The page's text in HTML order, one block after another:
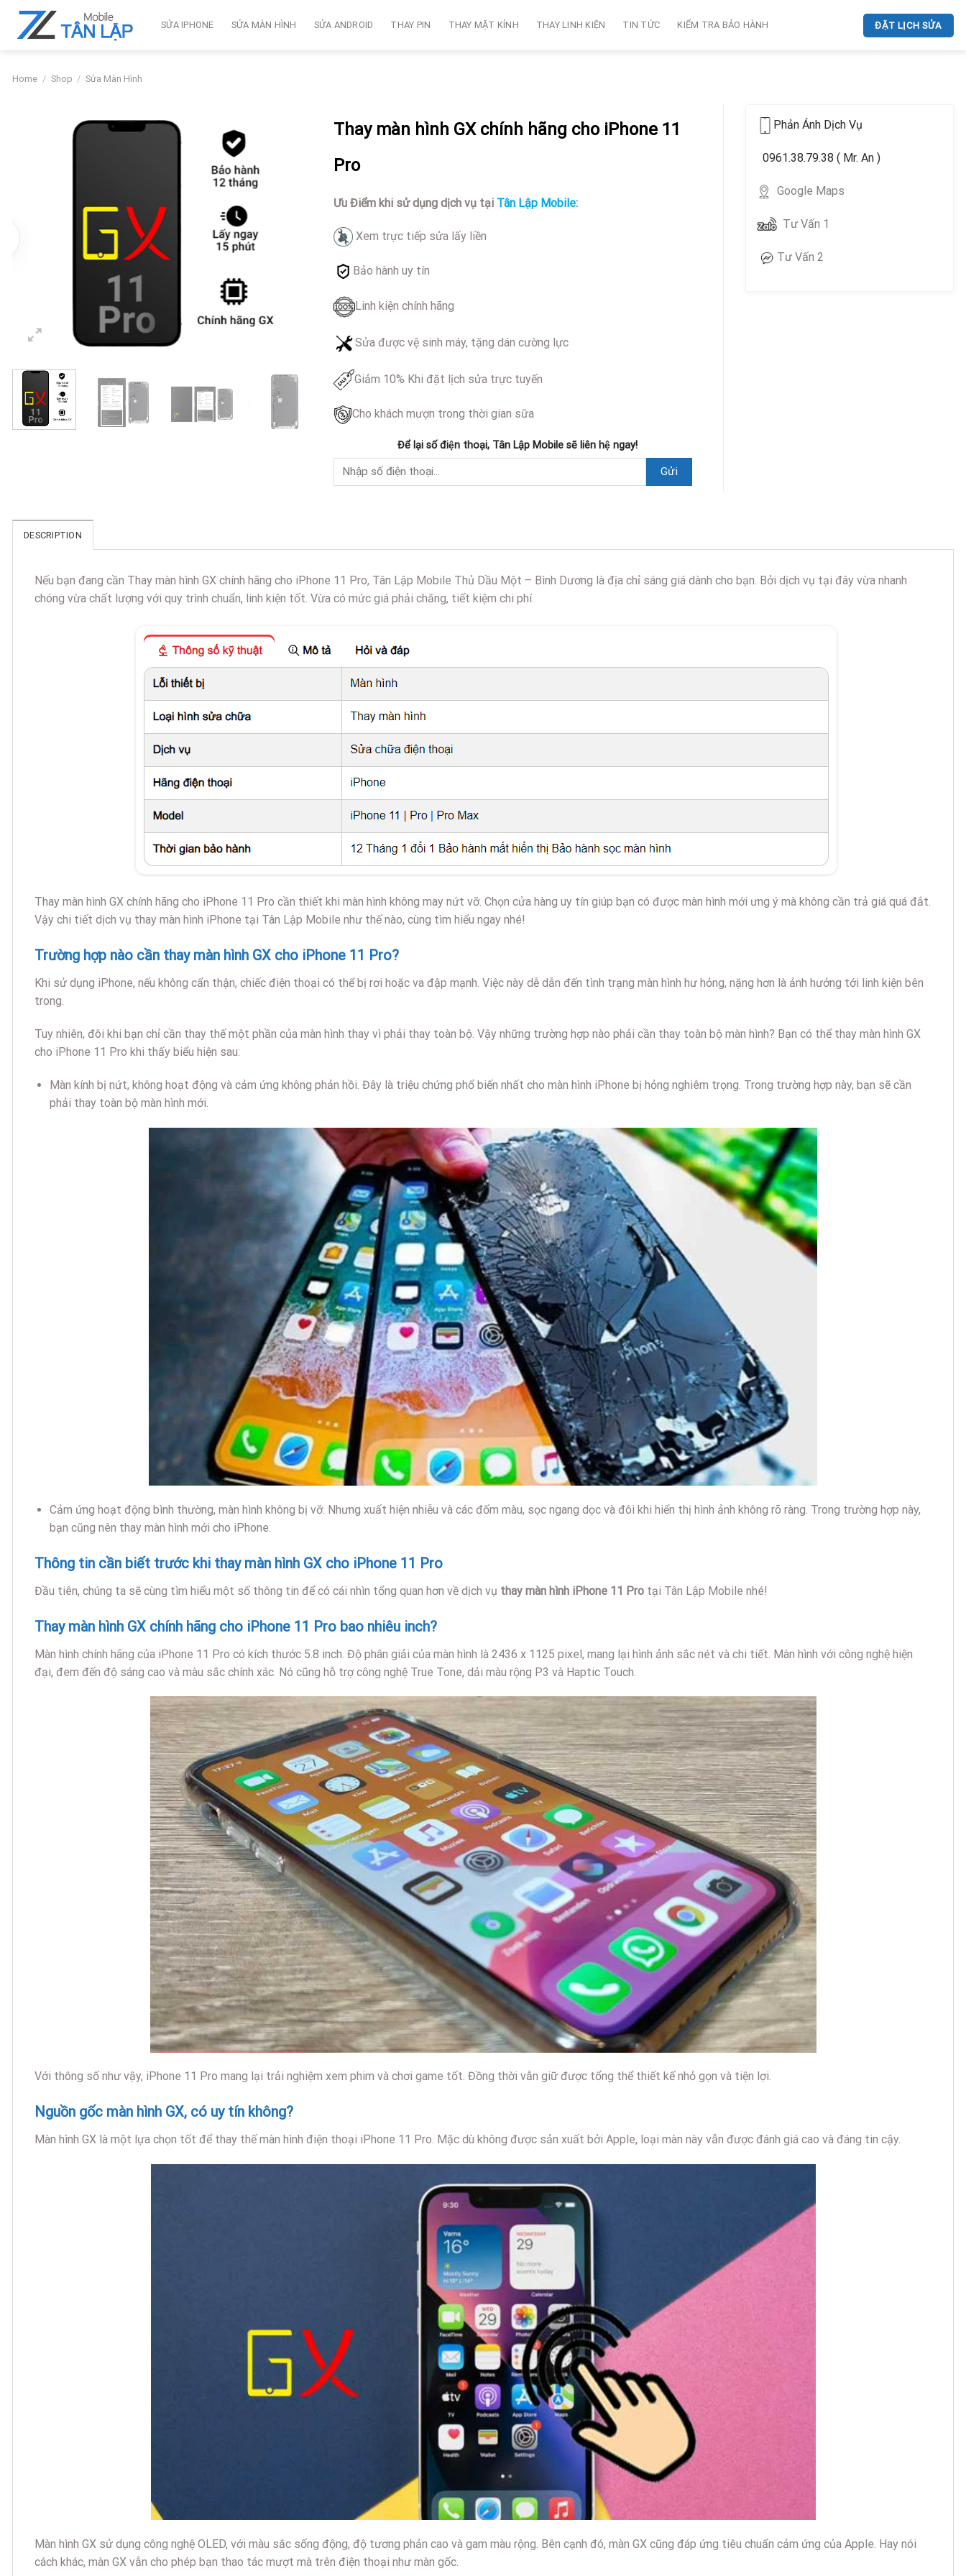
Skip
SỬA IPHONE SỬA MÀN HÌNH SỬA ANDROID THAY PIN THAY MẶT KÍNH THAY LINH KIỆN TIN TỨC KIỂM TRA BẢO HÀNH ĐẶT LỊCH SỬA
Home / Shop / Sửa Màn Hình
Thay màn hình GX chính hãng cho iPhone 11
Pro
Ưu Điểm khi sử dụng dịch vụ tại Tân Lập Mobile:
Xem trực tiếp sửa lấy liền
Bảo hành uy tín
Linh kiện chính hãng
Sửa được vệ sinh máy, tặng dán cường lực
Giảm 10% Khi đặt lịch sửa trực tuyến
Cho khách mượn trong thời gian sữa
Để lại số điện thoại, Tân Lập Mobile sẽ liên hệ ngay!
Phản Ánh Dịch Vụ
0961.38.79.38 ( Mr. An )
Google Maps
Tư Vấn 1
Tư Vấn 2
DESCRIPTION
Nếu bạn đang cần Thay màn hình GX chính hãng cho iPhone 11 Pro, Tân Lập Mobile Thủ Dầu Một – Bình Dương là địa chỉ sáng giá dành cho bạn. Bởi dịch vụ tại đây vừa nhanh
chóng vừa chất lượng với quy trình chuẩn, linh kiện tốt. Vừa có mức giá phải chăng, tiết kiệm chi phí.
Thay màn hình GX chính hãng cho iPhone 11 Pro cần thiết khi màn hình không may nứt vỡ. Chọn cửa hàng uy tín giúp bạn có được màn hình mới ưng ý mà không cần trả giá quá đắt.
Vậy chi tiết dịch vụ thay màn hình iPhone tại Tân Lập Mobile như thế nào, cùng tìm hiểu ngay nhé!
Trường hợp nào cần thay màn hình GX cho iPhone 11 Pro?
Khi sử dụng iPhone, nếu không cẩn thận, chiếc điện thoại có thể bị rơi hoặc va đập mạnh. Việc này dễ dẫn đến tình trạng màn hình hư hỏng, nặng hơn là ảnh hưởng tới linh kiện bên
trong.
Tuy nhiên, đôi khi bạn chỉ cần thay thế một phần của màn hình thay vì phải thay toàn bộ. Vậy những trường hợp nào phải cần thay toàn bộ màn hình? Bạn có thể thay màn hình GX
cho iPhone 11 Pro khi thấy biểu hiện sau:
Màn kính bị nứt, không hoạt động và cảm ứng không phản hồi. Đây là triệu chứng phổ biến nhất cho màn hình iPhone bị hỏng nghiêm trọng. Trong trường hợp này, bạn sẽ cần
phải thay toàn bộ màn hình mới.
Cảm ứng hoạt động bình thường, màn hình không bị vỡ. Nhưng xuất hiện nhiễu và các đốm màu, sọc ngang dọc và đôi khi hiển thị hình ảnh không rõ ràng. Trong trường hợp này,
bạn cũng nên thay màn hình mới cho iPhone.
Thông tin cần biết trước khi thay màn hình GX cho iPhone 11 Pro
Đầu tiên, chúng ta sẽ cùng tìm hiểu một số thông tin để có cái nhìn tổng quan hơn về dịch vụ thay màn hình iPhone 11 Pro tại Tân Lập Mobile nhé!
Thay màn hình GX chính hãng cho iPhone 11 Pro bao nhiêu inch?
Màn hình chính hãng của iPhone 11 Pro có kích thước 5.8 inch. Độ phân giải của màn hình là 2436 x 1125 pixel, mang lại hình ảnh sắc nét và chi tiết. Màn hình với công nghệ hiện
đại, đem đến độ sáng cao và màu sắc chính xác. Nó cũng hỗ trợ công nghệ True Tone, dải màu rộng P3 và Haptic Touch.
Với thông số như vậy, iPhone 11 Pro mang lại trải nghiệm xem phim và chơi game tốt. Đồng thời vẫn giữ được tổng thể thiết kế nhỏ gọn và tiện lợi.
Nguồn gốc màn hình GX, có uy tín không?
Màn hình GX là một lựa chọn tốt để thay thế màn hình điện thoại iPhone 11 Pro. Mặc dù không được sản xuất bởi Apple, loại màn này vẫn được đánh giá cao và đáng tin cậy.
Màn hình GX sử dụng công nghệ OLED, với màu sắc sống động, độ tương phản cao và gam màu rộng. Bên cạnh đó, màn GX cũng đáp ứng tiêu chuẩn cảm ứng của Apple. Hay nói
cách khác, màn GX vẫn cho phép bạn thao tác mượt mà trên điện thoại như màn gốc.